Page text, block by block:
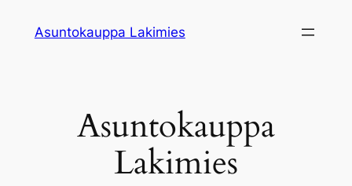
sisältöön
Asuntokauppa Lakimies
Asuntokauppa
Lakimies